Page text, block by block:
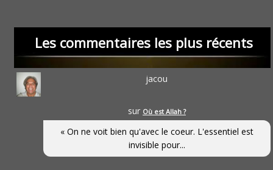
Les commentaires les plus récents
jacou
sur Où est Allah ?
« On ne voit bien qu'avec le coeur. L'essentiel est
invisible pour...